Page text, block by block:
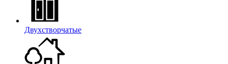
Двухстворчатые